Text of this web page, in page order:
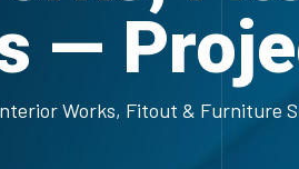
—
Works, Fitout & Furniture